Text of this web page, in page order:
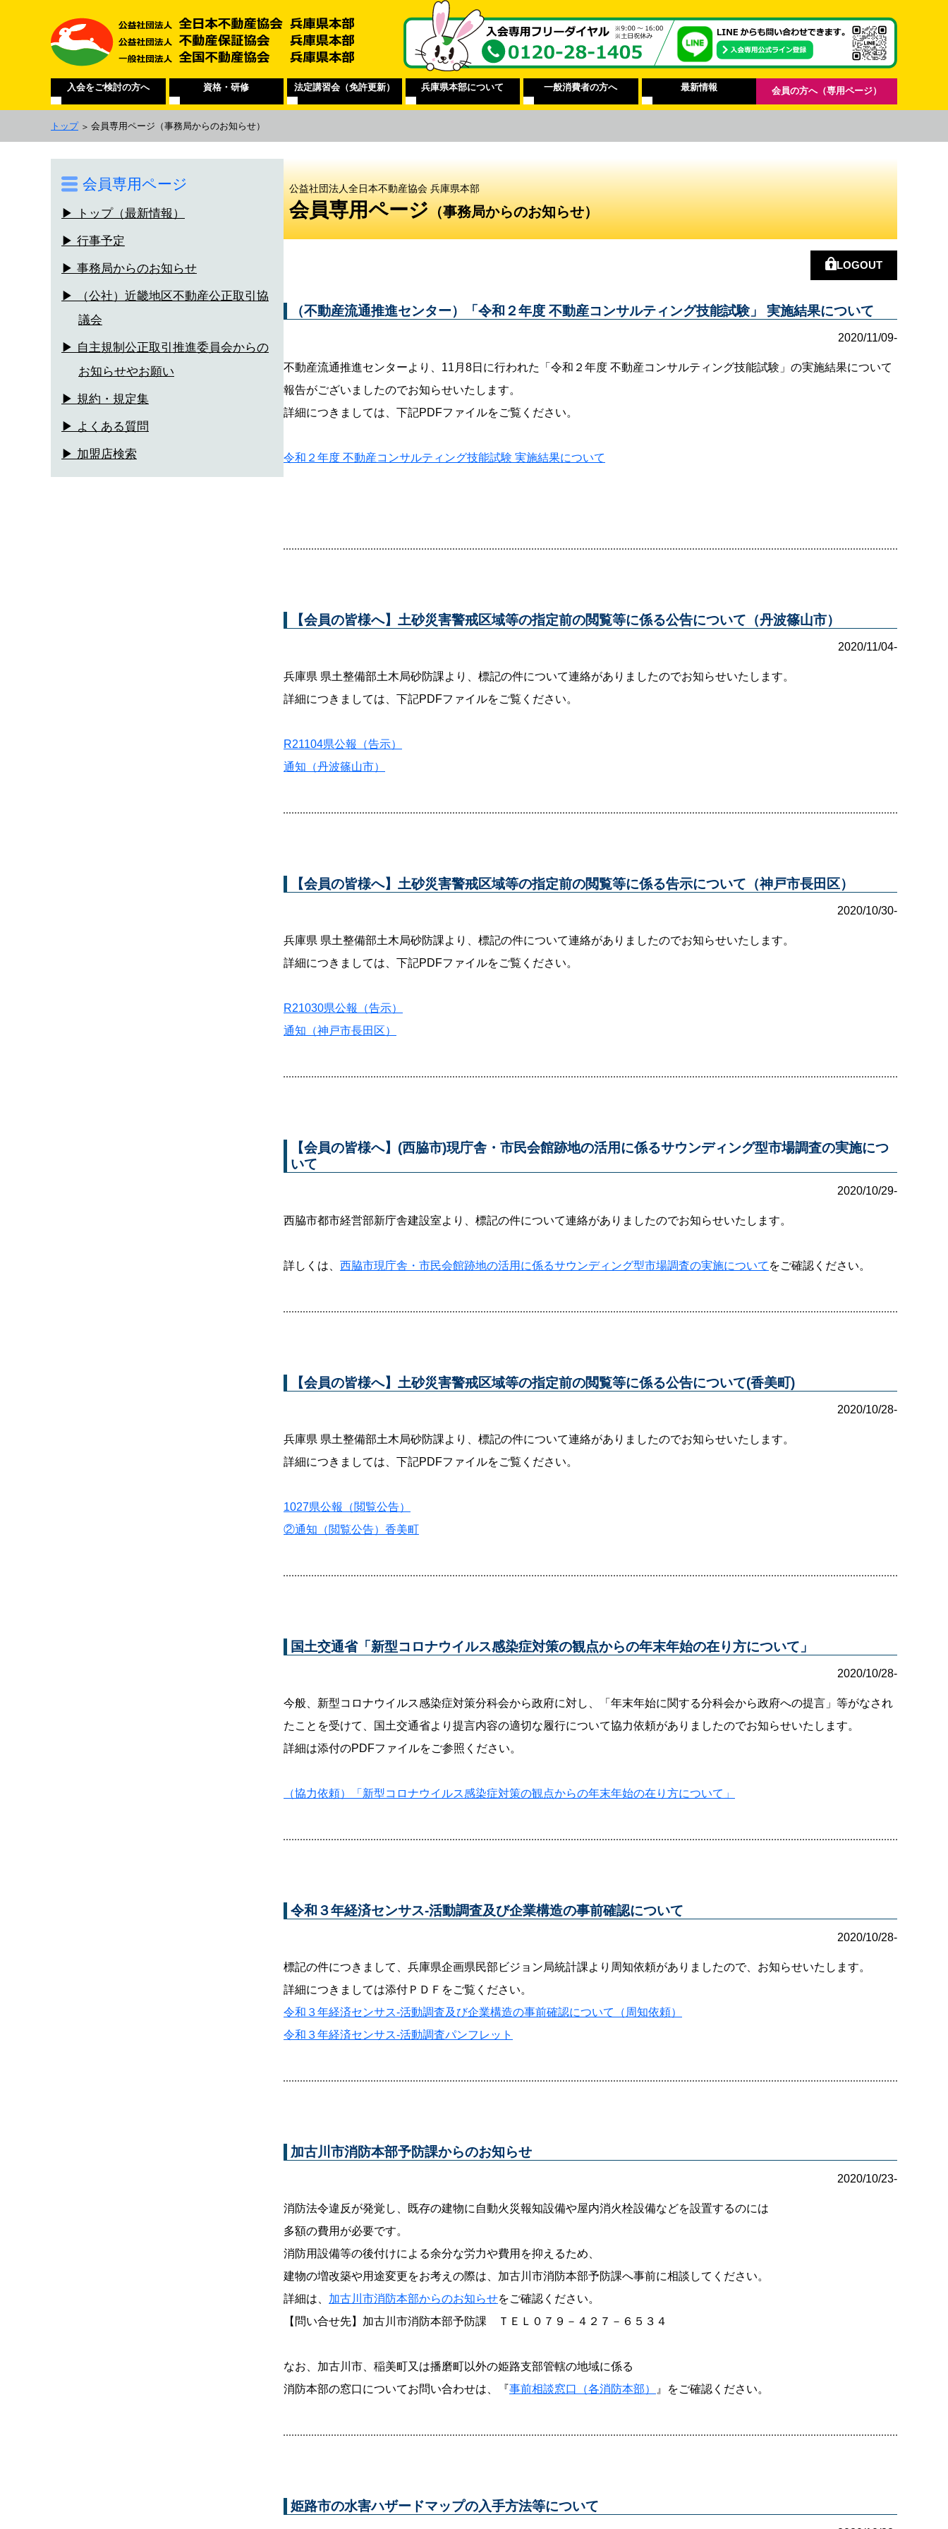
入会をご検討の方へ 資格・研修 法定講習会（免許更新） 兵庫県本部について 一般消費者の方へ 最新情報 会員の方へ（専用ページ）
トップ 会員専用ページ （事務局からのお知らせ）
会員専用ページ
▶ トップ（最新情報）
▶ 行事予定
▶ 事務局からのお知らせ
▶ （公社）近畿地区不動産公正取引協
議会
▶ 自主規制公正取引推進委員会からの
お知らせやお願い
▶ 規約・規定集
▶ よくある質問
▶ 加盟店検索
公益社団法人全日本不動産協会 兵庫県本部
会員専用ページ （事務局からのお知らせ）
LOGOUT
（不動産流通推進センター）「令和２年度 不動産コンサルティング技能試験」 実施結果について
2020/11/09-
不動産流通推進センターより、11月8日に行われた「令和２年度 不動産コンサルティング技能試験」の実施結果について
報告がございましたのでお知らせいたします。
詳細につきましては、下記PDFファイルをご覧ください。
令和２年度 不動産コンサルティング技能試験 実施結果について
【会員の皆様へ】土砂災害警戒区域等の指定前の閲覧等に係る公告について（丹波篠山市）
2020/11/04-
兵庫県 県土整備部土木局砂防課より、標記の件について連絡がありましたのでお知らせいたします。
詳細につきましては、下記PDFファイルをご覧ください。
R21104県公報（告示）
通知（丹波篠山市）
【会員の皆様へ】土砂災害警戒区域等の指定前の閲覧等に係る告示について（神戸市長田区）
2020/10/30-
兵庫県 県土整備部土木局砂防課より、標記の件について連絡がありましたのでお知らせいたします。
詳細につきましては、下記PDFファイルをご覧ください。
R21030県公報（告示）
通知（神戸市長田区）
【会員の皆様へ】(西脇市)現庁舎・市民会館跡地の活用に係るサウンディング型市場調査の実施につ
いて
2020/10/29-
西脇市都市経営部新庁舎建設室より、標記の件について連絡がありましたのでお知らせいたします。
詳しくは、 西脇市現庁舎・市民会館跡地の活用に係るサウンディング型市場調査の実施について をご確認ください。
【会員の皆様へ】土砂災害警戒区域等の指定前の閲覧等に係る公告について(香美町)
2020/10/28-
兵庫県 県土整備部土木局砂防課より、標記の件について連絡がありましたのでお知らせいたします。
詳細につきましては、下記PDFファイルをご覧ください。
1027県公報（閲覧公告）
②通知（閲覧公告）香美町
国土交通省「新型コロナウイルス感染症対策の観点からの年末年始の在り方について」
2020/10/28-
今般、新型コロナウイルス感染症対策分科会から政府に対し、「年末年始に関する分科会から政府への提言」等がなされ
たことを受けて、国土交通省より提言内容の適切な履行について協力依頼がありましたのでお知らせいたします。
詳細は添付のPDFファイルをご参照ください。
（協力依頼）「新型コロナウイルス感染症対策の観点からの年末年始の在り方について」
令和３年経済センサス-活動調査及び企業構造の事前確認について
2020/10/28-
標記の件につきまして、兵庫県企画県民部ビジョン局統計課より周知依頼がありましたので、お知らせいたします。
詳細につきましては添付ＰＤＦをご覧ください。
令和３年経済センサス-活動調査及び企業構造の事前確認について（周知依頼）
令和３年経済センサス-活動調査パンフレット
加古川市消防本部予防課からのお知らせ
2020/10/23-
消防法令違反が発覚し、既存の建物に自動火災報知設備や屋内消火栓設備などを設置するのには
多額の費用が必要です。
消防用設備等の後付けによる余分な労力や費用を抑えるため、
建物の増改築や用途変更をお考えの際は、加古川市消防本部予防課へ事前に相談してください。
詳細は、 加古川市消防本部からのお知らせをご確認ください。
【問い合せ先】加古川市消防本部予防課 ＴＥＬ０７９－４２７－６５３４
なお、加古川市、稲美町又は播磨町以外の姫路支部管轄の地域に係る
消防本部の窓口についてお問い合わせは、『 事前相談窓口（各消防本部） 』をご確認ください。
姫路市の水害ハザードマップの入手方法等について